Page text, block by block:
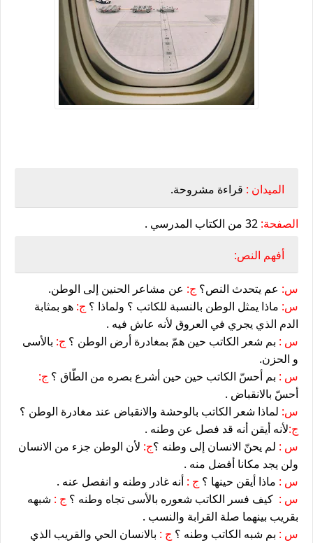
الميدان : قراءة مشروحة.
الصفحة: 32 من الكتاب المدرسي .
أفهم النص:
س: عم يتحدث النص؟ ج: عن مشاعر الحنين إلى الوطن.
س: ماذا يمثل الوطن بالنسبة للكاتب ؟ ولماذا ؟ ج: هو بمثابة
الدم الذي يجري في العروق لأنه عاش فيه .
س : بم شعر الكاتب حين همّ بمغادرة أرض الوطن ؟ ج: بالأسى
و الحزن.
س : بم أحسّ الكاتب حين حين أشرع بصره من الطّاق ؟ ج:
أحسّ بالانقباض .
س: لماذا شعر الكاتب بالوحشة والانقباض عند مغادرة الوطن ؟
ج:لأنه أيقن أنه قد فصل عن وطنه .
س : لم يحنّ الانسان إلى وطنه ؟ج: لأن الوطن جزء من الانسان
ولن يجد مكانا أفضل منه .
س : ماذا أيقن حينها ؟ ج : أنه غادر وطنه و انفصل عنه .
س : كيف فسر الكاتب شعوره بالأسى تجاه وطنه ؟ ج : شبهه
بقريب بينهما صلة القرابة والنسب .
س : بم شبه الكاتب وطنه ؟ ج : بالانسان الحي والقريب الذي